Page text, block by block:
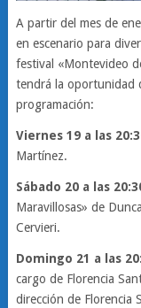
A partir del mes de
en escenario para
festival «Montevideo
tendrá la oportunidad
programación:
Viernes 19 a las
Martínez.
Sábado 20 a las
Maravillosas» de
Cervieri.
Domingo 21 a las
cargo de Florencia
dirección de Florencia